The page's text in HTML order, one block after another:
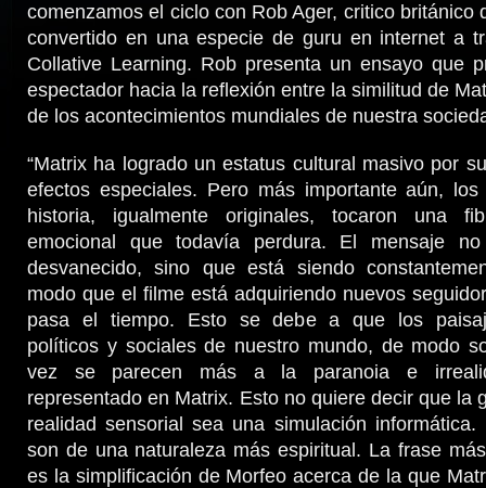
comenzamos el ciclo con Rob Ager, critico británico
convertido en una especie de guru en internet a
Collative Learning. Rob presenta un ensayo que
espectador hacia la reflexión entre la similitud de
de los acontecimientos mundiales de nuestra
“Matrix ha logrado un estatus cultural masivo por
efectos especiales. Pero más importante aún,
historia, igualmente originales, tocaron una
emocional que todavía perdura. El mensaje
desvanecido, sino que está siendo
modo que el filme está adquiriendo nuevos
pasa el tiempo. Esto se debe a que los
políticos y sociales de nuestro mundo, de modo
vez se parecen más a la paranoia e
representado en Matrix. Esto no quiere decir que la
realidad sensorial sea una simulación informática.
son de una naturaleza más espiritual. La frase
es la simplificación de Morfeo acerca de la que